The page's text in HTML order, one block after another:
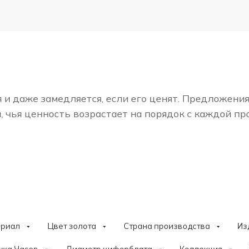
даже замедляется, если его ценят.
ценность возрастает на порядок с каждой
Цвет золота Страна производства